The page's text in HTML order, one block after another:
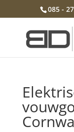
085 -